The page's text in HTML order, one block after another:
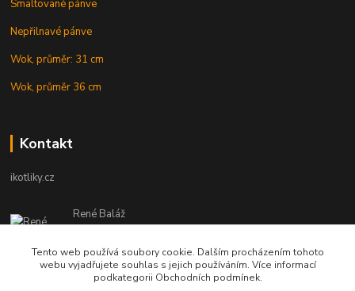
Smaltované pánve
Nepřilnavé pánve
Wok, průměr: 31 cm
Wok, průměr 36 cm
Kontakt
ikotliky.cz
René Baláž
Eshop: +421 902 212 007
od 8:00 - do 16:00 hod
info@ikotliky.cz
Tento web používá soubory cookie. Dalším procházením tohoto
webu vyjadřujete souhlas s jejich používáním. Více informací
podkategorii Obchodních podmínek.